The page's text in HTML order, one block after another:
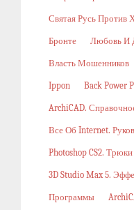
Святая Русь Против
Бронте Любовь И
Власть Мошенников
Ippon Back Power
ArchiCAD.
Все Об Internet.
Photoshop CS2.
3D Studio Max 5.
Программы